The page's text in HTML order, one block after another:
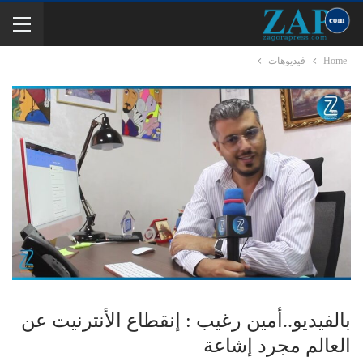
Home فيديوهات
بالفيديو..أمين رغيب : إنقطاع الأنترنيت عن
العالم مجرد إشاعة